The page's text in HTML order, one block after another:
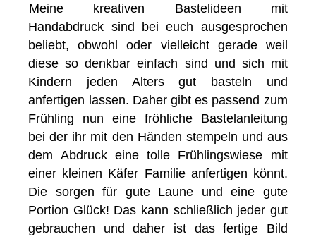
Meine kreativen Bastelideen mit
Handabdruck sind bei euch ausgesprochen
beliebt, obwohl oder vielleicht gerade weil
diese so denkbar einfach sind und sich mit
Kindern jeden Alters gut basteln und
anfertigen lassen. Daher gibt es passend zum
Frühling nun eine fröhliche Bastelanleitung
bei der ihr mit den Händen stempeln und aus
dem Abdruck eine tolle Frühlingswiese mit
einer kleinen Käfer Familie anfertigen könnt.
Die sorgen für gute Laune und eine gute
Portion Glück! Das kann schließlich jeder gut
gebrauchen und daher ist das fertige Bild